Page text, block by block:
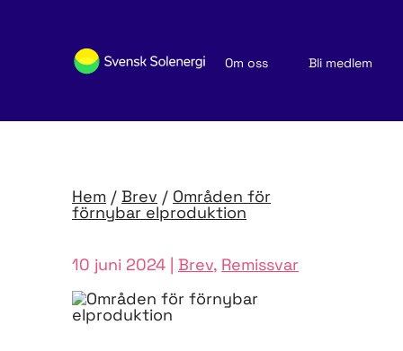
Om oss
Bli medlem
Nyheter och publikationer
Hem / Brev / Områden för
förnybar elproduktion
10 juni 2024 | Brev, Remissvar